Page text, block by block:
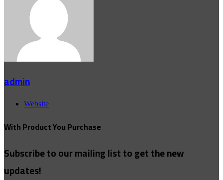
admin
Website
With Product You Purchase
Subscribe to our mailing list to get the new
updates!